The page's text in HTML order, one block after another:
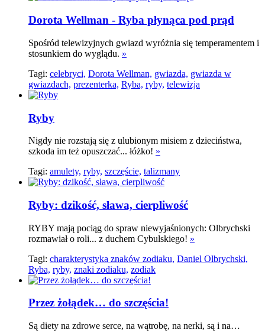
Dorota Wellman - Ryba płynąca pod prąd
Spośród telewizyjnych gwiazd wyróżnia się temperamentem i
stosunkiem do wyglądu. »
Tagi: celebryci, Dorota Wellman, gwiazda, gwiazda w
gwiazdach, prezenterka, Ryba, ryby, telewizja
Ryby
Nigdy nie rozstają się z ulubionym misiem z dzieciństwa,
szkoda im też opuszczać... łóżko! »
Tagi: amulety, ryby, szczęście, talizmany
Ryby: dzikość, sława, cierpliwość
RYBY mają pociąg do spraw niewyjaśnionych: Olbrychski
rozmawiał o roli... z duchem Cybulskiego! »
Tagi: charakterystyka znaków zodiaku, Daniel Olbrychski,
Ryba, ryby, znaki zodiaku, zodiak
Przez żołądek… do szczęścia!
Są diety na zdrowe serce, na wątrobę, na nerki, są i na…